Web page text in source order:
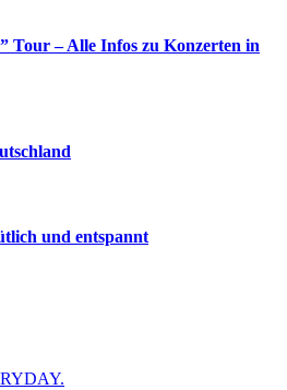
Tour – Alle Infos zu Konzerten in
und entspannt